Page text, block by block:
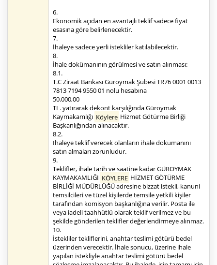
6.
Ekonomik açıdan en avantajlı teklif sadece fiyat
esasına göre belirlenecektir.
7.
İhaleye sadece yerli istekliler katılabilecektir.
8.
İhale dokümanının görülmesi ve satın alınması:
8.1.
T.C Ziraat Bankası Güroymak Şubesi TR76 0001 0013
7813 7194 9550 01 nolu hesabına
50.000,00
TL. yatırarak dekont karşılığında Güroymak
Kaymakamlığı Köylere Hizmet Götürme Birliği
Başkanlığından alınacaktır.
8.2.
İhaleye teklif verecek olanların ihale dokümanını
satın almaları zorunludur.
9.
Teklifler, ihale tarih ve saatine kadar GÜROYMAK
KAYMAKAMLIĞI KÖYLERE HİZMET GÖTÜRME
BİRLİĞİ MÜDÜRLÜĞÜ adresine bizzat istekli, kanuni
temsilcileri ve tüzel kişilerde temsile yetkili kişiler
tarafından komisyon başkanlığına verilir. Posta ile
veya iadeli taahhütlü olarak teklif verilmez ve bu
şekilde gönderilen teklifler değerlendirmeye alınmaz.
10.
İstekliler tekliflerini, anahtar teslimi götürü bedel
üzerinden verecektir. İhale sonucu, üzerine ihale
yapılan istekliyle anahtar teslimi götürü bedel